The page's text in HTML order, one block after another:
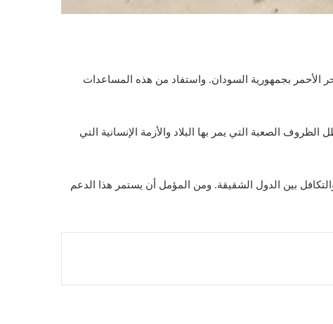
في محلية بورتسودان بولاية البحر الأحمر بجمهورية السودان. واستفاد من هذه المساعدات
الصعبة التي يمر بها البلاد والأزمة الإنسانية التي
بين الدول الشقيقة. ومن المؤمل أن يستمر هذا الدعم